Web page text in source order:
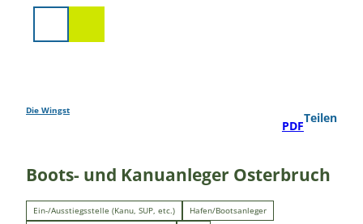
Die Wingst
PDF
Teilen
Boots- und Kanuanleger Osterbruch
Ein-/Ausstiegsstelle (Kanu, SUP, etc.)
Hafen/Bootsanleger